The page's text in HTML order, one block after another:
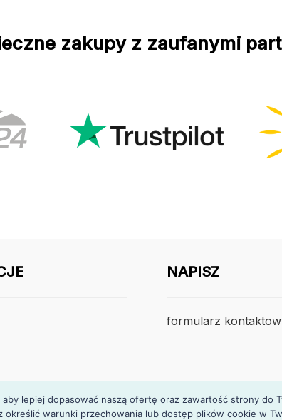
zakupy z zaufanymi
NAPISZ
formularz
lepiej dopasować naszą ofertę oraz zawartość strony
określić warunki przechowania lub dostęp plików cookie w